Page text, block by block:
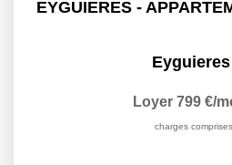
Eyguieres
Loyer 799 €/
charges comprises